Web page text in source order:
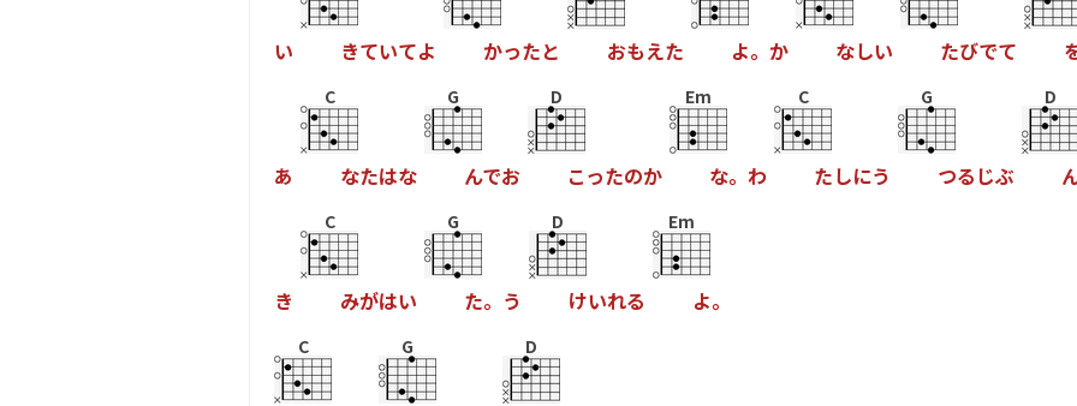
い きていてよ かったと おもえた よ。 か なしい たびでて
あ
C
なたはな
G
んでお
D
こったのか
Em
な。 わ
C
たしにう
G
つる じぶ
D
き
C
みがはい
G
た。 う
D
けいれる
Em
よ。
C G D